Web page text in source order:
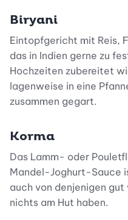
Biryani
Eintopfgericht mit Reis,
das in Indien gerne zu
Hochzeiten zubereitet
lagenweise in eine
zusammen gegart.
Korma
Das Lamm- oder
Mandel-Joghurt-Sauce
auch von denjenigen
nichts am Hut haben.